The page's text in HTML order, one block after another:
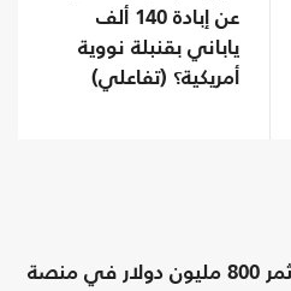
عن إبادة 140 ألف
ياباني بقنبلة نووية
أمريكية؟ (تفاعلي)
"أريد" القطرية تستثمر 800 مليون دولار في منصة